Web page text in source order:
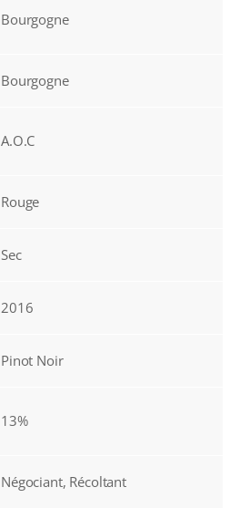
Bourgogne
Bourgogne
A.O.C
Rouge
Sec
2016
Pinot Noir
13%
Négociant, Récoltant